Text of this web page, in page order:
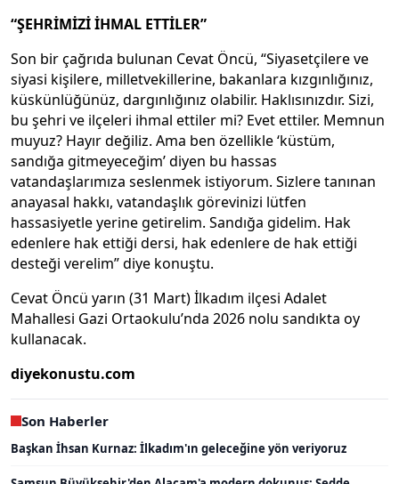
“ŞEHRİMİZİ İHMAL ETTİLER”
Son bir çağrıda bulunan Cevat Öncü, “Siyasetçilere ve
siyasi kişilere, milletvekillerine, bakanlara kızgınlığınız,
küskünlüğünüz, dargınlığınız olabilir. Haklısınızdır. Sizi,
bu şehri ve ilçeleri ihmal ettiler mi? Evet ettiler. Memnun
muyuz? Hayır değiliz. Ama ben özellikle ‘küstüm,
sandığa gitmeyeceğim’ diyen bu hassas
vatandaşlarımıza seslenmek istiyorum. Sizlere tanınan
anayasal hakkı, vatandaşlık görevinizi lütfen
hassasiyetle yerine getirelim. Sandığa gidelim. Hak
edenlere hak ettiği dersi, hak edenlere de hak ettiği
desteği verelim” diye konuştu.
Cevat Öncü yarın (31 Mart) İlkadım ilçesi Adalet
Mahallesi Gazi Ortaokulu’nda 2026 nolu sandıkta oy
kullanacak.
diyekonustu.com
Son Haberler
Başkan İhsan Kurnaz: İlkadım'ın geleceğine yön veriyoruz